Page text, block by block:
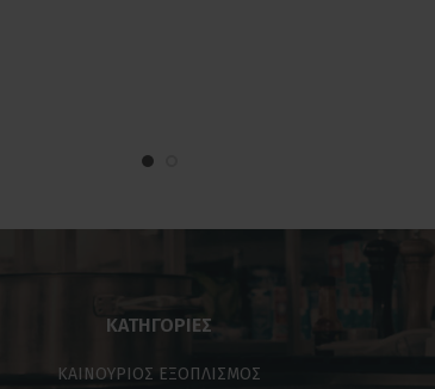
ΚΑΤΗΓΟΡΊΕΣ
ΚΑΙΝΟΥΡΙΟΣ ΕΞΟΠΛΙΣΜΟΣ